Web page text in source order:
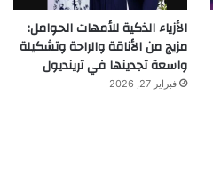
الأزياء الذكية للأمهات الحوامل:
مزيج من الأناقة والراحة وتشكيلة
واسعة تجدينها في ترينديول
فبراير 27, 2026